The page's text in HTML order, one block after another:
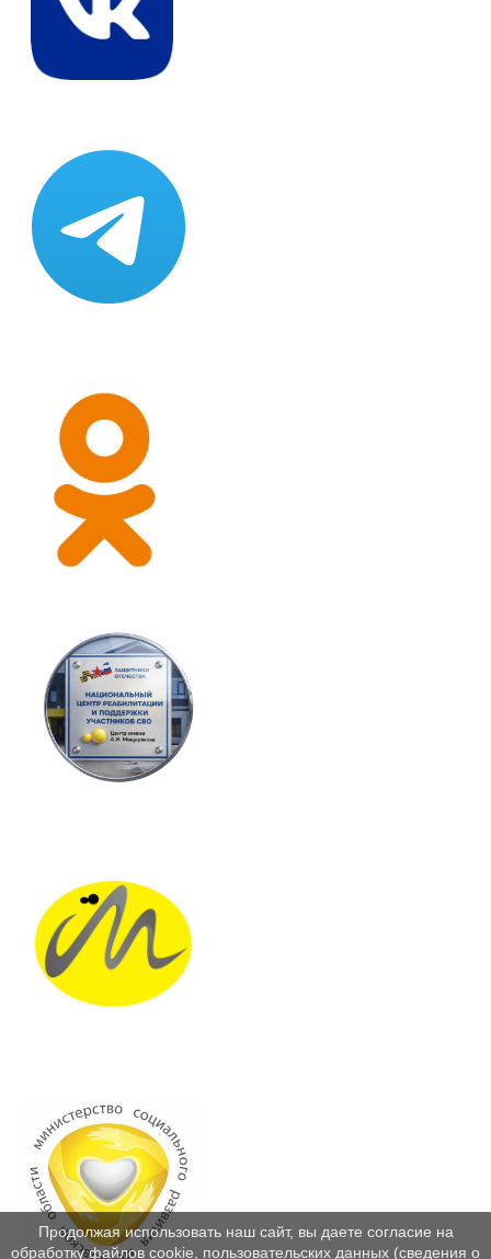
Продолжая использовать наш сайт, вы даете согласие на
обработку файлов cookie, пользовательских данных (сведения о